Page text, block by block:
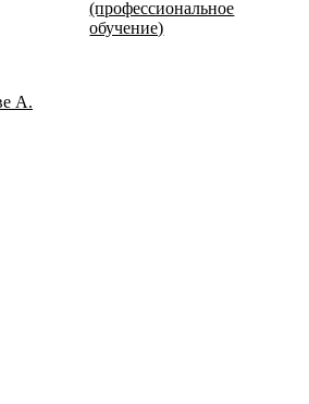
А.
(профессиональное
обучение)